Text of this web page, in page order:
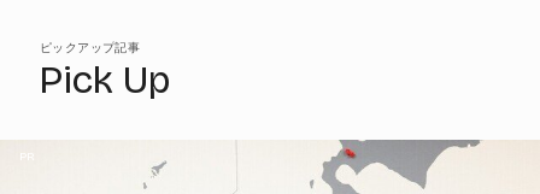
ピックアップ記事
Pick Up
PR